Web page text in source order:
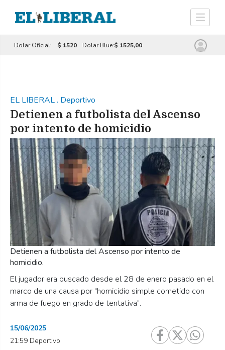
Dolar Oficial: $ 1520 Dolar Blue:$ 1525,00
EL LIBERAL. Deportivo
Detienen a futbolista del Ascenso
por intento de homicidio
El jugador era buscado desde el 28 de enero pasado en el
marco de una causa por "homicidio simple cometido con
arma de fuego en grado de tentativa".
Detienen a futbolista del Ascenso por intento de
homicidio.
15/06/2025
21:59 Deportivo